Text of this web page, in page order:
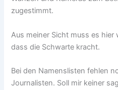
zugestimmt.
Aus meiner Sicht muss es
dass die Schwarte kracht.
Bei den Namenslisten fehlen
Journalisten. Soll mir keiner